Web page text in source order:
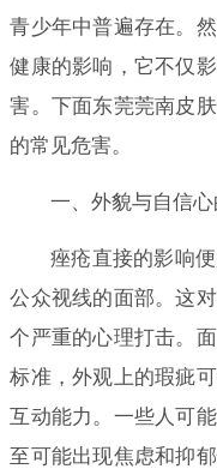
青少年中普遍存在。
健康的影响，它不仅
害。下面东莞莞南皮
的常见危害。
一、外貌与自信
痤疮直接的影响
公众视线的面部。这
个严重的心理打击。
标准，外观上的瑕疵
互动能力。一些人可
至可能出现焦虑和抑